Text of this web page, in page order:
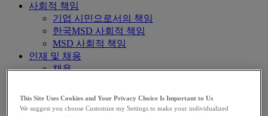
사회적 책임
기업 시민으로서의 책임
한국MSD 사회적 책임
MSD 사회적 책임
인재 및 채용
채용
MSD 소식
MSD 소식
This Site Uses Cookies and Your Privacy Choice Is Important to Us
We suggest you choose Customize my Settings to make your individualized